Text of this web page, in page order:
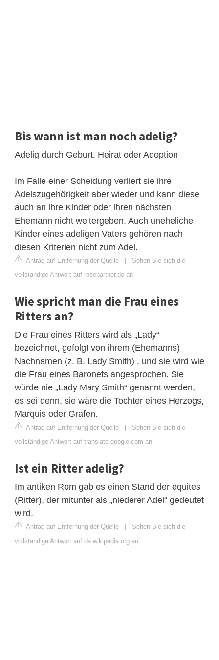
Bis wann ist man noch adelig?
Adelig durch Geburt, Heirat oder Adoption
Im Falle einer Scheidung verliert sie ihre
Adelszugehörigkeit aber wieder und kann diese
auch an ihre Kinder oder ihren nächsten
Ehemann nicht weitergeben. Auch uneheliche
Kinder eines adeligen Vaters gehören nach
diesen Kriterien nicht zum Adel.
Antrag auf Entfernung der Quelle | Sehen Sie sich die
vollständige Antwort auf rosepartner.de an
Wie spricht man die Frau eines
Ritters an?
Die Frau eines Ritters wird als „Lady“
bezeichnet, gefolgt von ihrem (Ehemanns)
Nachnamen (z. B. Lady Smith) , und sie wird wie
die Frau eines Baronets angesprochen. Sie
würde nie „Lady Mary Smith“ genannt werden,
es sei denn, sie wäre die Tochter eines Herzogs,
Marquis oder Grafen.
Antrag auf Entfernung der Quelle | Sehen Sie sich die
vollständige Antwort auf translate.google.com an
Ist ein Ritter adelig?
Im antiken Rom gab es einen Stand der equites
(Ritter), der mitunter als „niederer Adel“ gedeutet
wird.
Antrag auf Entfernung der Quelle | Sehen Sie sich die
vollständige Antwort auf de.wikipedia.org an